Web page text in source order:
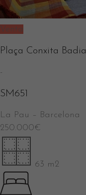
Venta
Plaça Conxita Badia
-
SM651
La Pau – Barcelona
250.000€
63 m2